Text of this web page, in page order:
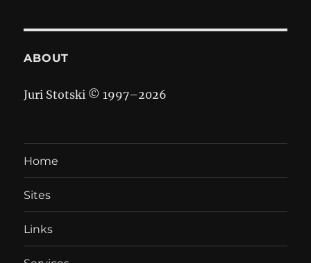
ABOUT
Juri Stotski © 1997–2026
Home
Sites
Links